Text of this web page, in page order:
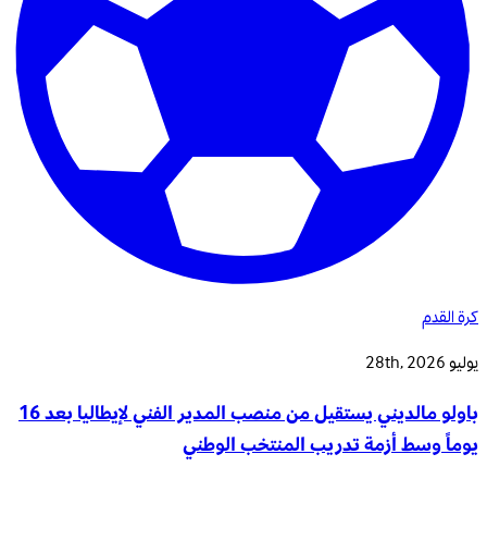
كرة القدم
يوليو 28th, 2026
باولو مالديني يستقيل من منصب المدير الفني لإيطاليا بعد 16
يوماً وسط أزمة تدريب المنتخب الوطني